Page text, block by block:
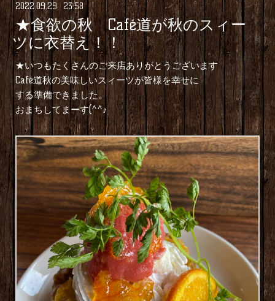
2022.09.29 23:58
★食欲の秋 Café道が秋のスィー
ツに衣替え！！
★いつもたくさんのご来店ありがとうございます
Café道秋の美味しいスィーツが皆様を幸せに
する準備できました。
おまちしてまーす(^^♪